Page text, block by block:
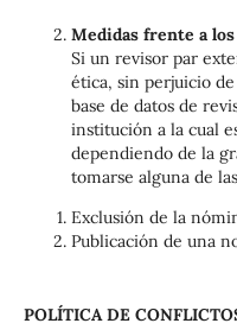
Medidas frente a
Si un revisor par
ética, sin perjuicio
base de datos de
institución a la cual
dependiendo de la
tomarse alguna de
Exclusión de la
Publicación de una
POLÍTICA DE